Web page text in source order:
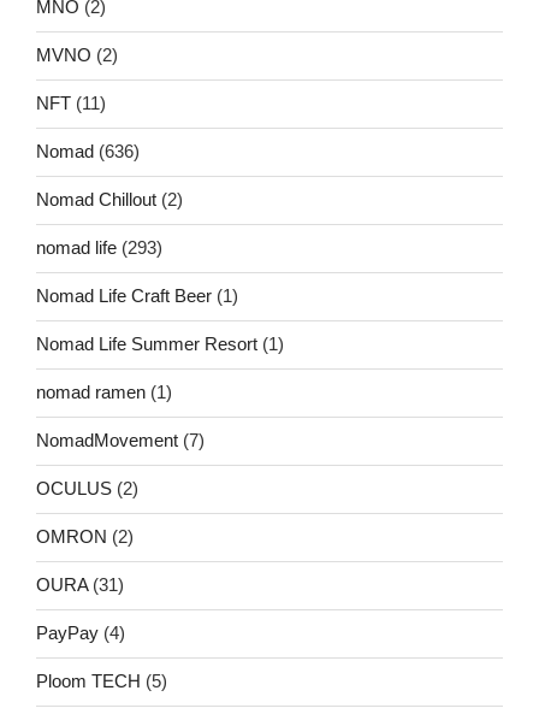
MNO (2)
MVNO (2)
NFT (11)
Nomad (636)
Nomad Chillout (2)
nomad life (293)
Nomad Life Craft Beer (1)
Nomad Life Summer Resort (1)
nomad ramen (1)
NomadMovement (7)
OCULUS (2)
OMRON (2)
OURA(31)
PayPay (4)
Ploom TECH (5)